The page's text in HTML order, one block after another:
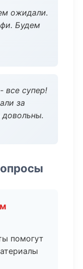
ожидали.
Будем
все супер!
за
довольны.
помогут